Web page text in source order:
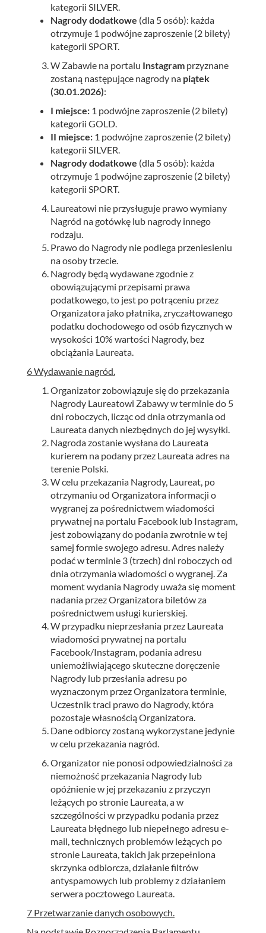
kategorii SILVER.
Nagrody dodatkowe (dla 5 osób): każda
otrzymuje 1 podwójne zaproszenie (2 bilety)
kategorii SPORT.
W Zabawie na portalu Instagram przyznane
zostaną następujące nagrody na piątek
(30.01.2026):
I miejsce: 1 podwójne zaproszenie (2 bilety)
kategorii GOLD.
II miejsce: 1 podwójne zaproszenie (2 bilety)
kategorii SILVER.
Nagrody dodatkowe (dla 5 osób): każda
otrzymuje 1 podwójne zaproszenie (2 bilety)
kategorii SPORT.
Laureatowi nie przysługuje prawo wymiany
Nagród na gotówkę lub nagrody innego
rodzaju.
Prawo do Nagrody nie podlega przeniesieniu
na osoby trzecie.
Nagrody będą wydawane zgodnie z
obowiązującymi przepisami prawa
podatkowego, to jest po potrąceniu przez
Organizatora jako płatnika, zryczałtowanego
podatku dochodowego od osób fizycznych w
wysokości 10% wartości Nagrody, bez
obciążania Laureata.
6 Wydawanie nagród.
Organizator zobowiązuje się do przekazania
Nagrody Laureatowi Zabawy w terminie do 5
dni roboczych, licząc od dnia otrzymania od
Laureata danych niezbędnych do jej wysyłki.
Nagroda zostanie wysłana do Laureata
kurierem na podany przez Laureata adres na
terenie Polski.
W celu przekazania Nagrody, Laureat, po
otrzymaniu od Organizatora informacji o
wygranej za pośrednictwem wiadomości
prywatnej na portalu Facebook lub Instagram,
jest zobowiązany do podania zwrotnie w tej
samej formie swojego adresu. Adres należy
podać w terminie 3 (trzech) dni roboczych od
dnia otrzymania wiadomości o wygranej. Za
moment wydania Nagrody uważa się moment
nadania przez Organizatora biletów za
pośrednictwem usługi kurierskiej.
W przypadku nieprzesłania przez Laureata
wiadomości prywatnej na portalu
Facebook/Instagram, podania adresu
uniemożliwiającego skuteczne doręczenie
Nagrody lub przesłania adresu po
wyznaczonym przez Organizatora terminie,
Uczestnik traci prawo do Nagrody, która
pozostaje własnością Organizatora.
Dane odbiorcy zostaną wykorzystane jedynie
w celu przekazania nagród.
Organizator nie ponosi odpowiedzialności za
niemożność przekazania Nagrody lub
opóźnienie w jej przekazaniu z przyczyn
leżących po stronie Laureata, a w
szczególności w przypadku podania przez
Laureata błędnego lub niepełnego adresu e-
mail, technicznych problemów leżących po
stronie Laureata, takich jak przepełniona
skrzynka odbiorcza, działanie filtrów
antyspamowych lub problemy z działaniem
serwera pocztowego Laureata.
7 Przetwarzanie danych osobowych.